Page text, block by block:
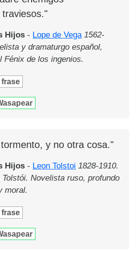
Hijos - Lope de Vega 1562-
y dramaturgo español,
Fénix de los ingenios.
frase
y no otra cosa."
Hijos - Leon Tolstoi 1828-1910.
Novelista ruso, profundo
moral.
frase